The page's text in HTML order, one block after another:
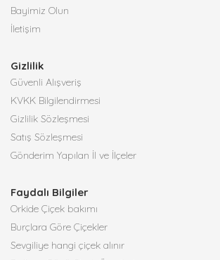
Bayimiz Olun
İletişim
Gizlilik
Güvenli Alışveriş
KVKK Bilgilendirmesi
Gizlilik Sözleşmesi
Satış Sözleşmesi
Gönderim Yapılan İl ve İlçeler
Faydalı Bilgiler
Orkide Çiçek bakımı
Burçlara Göre Çiçekler
Sevgiliye hangi çiçek alınır